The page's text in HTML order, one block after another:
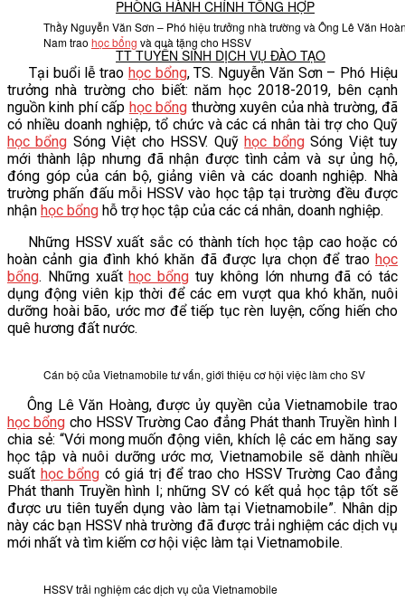
PHÒNG HÀNH CHÍNH TỔNG HỢP
TT TUYỂN SINH DỊCH VỤ ĐÀO TẠO
NGHIÊN CỨU KHOA HỌC
VĂN BẢN
THƯ VIỆN
Thầy Nguyễn Văn Sơn – Phó hiệu trưởng nhà trường và Ông Lê Văn
Nam trao học bổng và quà tặng cho HSSV
Tại buổi lễ trao học bổng, TS. Nguyễn Văn Sơn – Phó Hiệu
trưởng nhà trường cho biết: năm học 2018-2019, bên cạnh
nguồn kinh phí cấp học bổng thường xuyên của nhà trường, đã
có nhiều doanh nghiệp, tổ chức và các cá nhân tài trợ cho Quỹ
học bổng Sóng Việt cho HSSV. Quỹhọc bổngSóng Việt tuy
mới thành lập nhưng đã nhận được tình cảm và sự ủng hộ,
đóng góp của cán bộ, giảng viên và các doanh nghiệp. Nhà
trường phấn đấu mỗi HSSV vào học tập tại trường đều được
nhận học bổng hỗ trợ học tập của các cá nhân, doanh nghiệp.
Những HSSV xuất sắc có thành tích học tập cao hoặc có
hoàn cảnh gia đình khó khăn đã được lựa chọn để trao học
bổng. Những xuấthọc bổng tuy không lớn nhưng đã có tác
dụng động viên kịp thời để các em vượt qua khó khăn, nuôi
dưỡng hoài bão, ước mơ để tiếp tục rèn luyện, cống hiến cho
quê hương đất nước.
Cán bộ của Vietnamobile tư vấn, giới thiệu cơ hội việc làm cho SV
Ông Lê Văn Hoàng, được ủy quyền của Vietnamobile trao
học bổng cho HSSV Trường Cao đẳng Phát thanh Truyền hình I
chia sẻ: “Với mong muốn động viên, khích lệ các em hăng say
học tập và nuôi dưỡng ước mơ, Vietnamobile sẽ dành nhiều
suất học bổng có giá trị để trao cho HSSV Trường Cao đẳng
Phát thanh Truyền hình I; những SV có kết quả học tập tốt sẽ
được ưu tiên tuyển dụng vào làm tại Vietnamobile”. Nhân dịp
này các bạn HSSV nhà trường đã được trải nghiệm các dịch vụ
mới nhất và tìm kiếm cơ hội việc làm tại Vietnamobile.
HSSV trải nghiệm các dịch vụ của Vietnamobile